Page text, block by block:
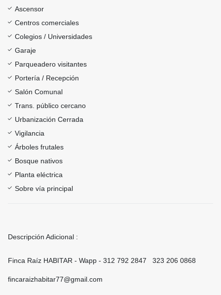
Ascensor
Centros comerciales
Colegios / Universidades
Garaje
Parqueadero visitantes
Portería / Recepción
Salón Comunal
Trans. público cercano
Urbanización Cerrada
Vigilancia
Árboles frutales
Bosque nativos
Planta eléctrica
Sobre vía principal
Descripción Adicional :
Finca Raíz HABITAR - Wapp - 312 792 2847 323 206 0868
fincaraizhabitar77@gmail.com